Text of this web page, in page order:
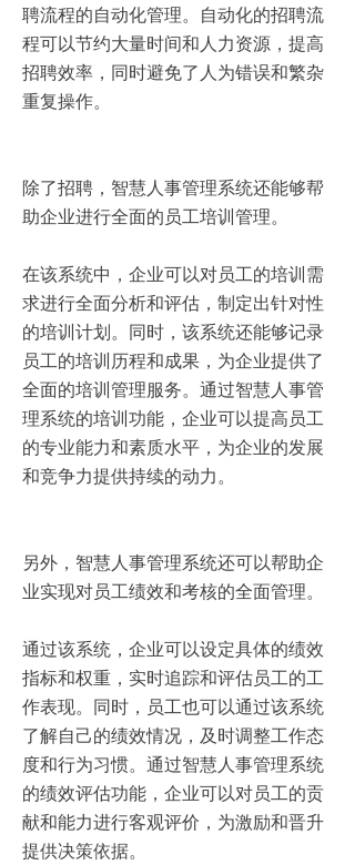
聘流程的自动化管理。自动化的招聘流
程可以节约大量时间和人力资源，提高
招聘效率，同时避免了人为错误和繁杂
重复操作。
除了招聘，智慧人事管理系统还能够帮
助企业进行全面的员工培训管理。
在该系统中，企业可以对员工的培训需
求进行全面分析和评估，制定出针对性
的培训计划。同时，该系统还能够记录
员工的培训历程和成果，为企业提供了
全面的培训管理服务。通过智慧人事管
理系统的培训功能，企业可以提高员工
的专业能力和素质水平，为企业的发展
和竞争力提供持续的动力。
另外，智慧人事管理系统还可以帮助企
业实现对员工绩效和考核的全面管理。
通过该系统，企业可以设定具体的绩效
指标和权重，实时追踪和评估员工的工
作表现。同时，员工也可以通过该系统
了解自己的绩效情况，及时调整工作态
度和行为习惯。通过智慧人事管理系统
的绩效评估功能，企业可以对员工的贡
献和能力进行客观评价，为激励和晋升
提供决策依据。